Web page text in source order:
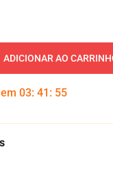
ADICIONAR AO
03: 41 : 54